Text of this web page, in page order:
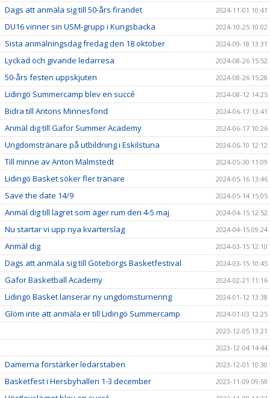
Dags att anmäla sig till 50-års firandet 2024-11-01 10:41
DU16 vinner sin USM-grupp i Kungsbacka 2024-10-25 10:02
Sista anmälningsdag fredag den 18 oktober 2024-09-18 13:31
Lyckad och givande ledarresa 2024-08-26 15:52
50-års festen uppskjuten 2024-08-26 15:28
Lidingö Summercamp blev en succé 2024-08-12 14:25
Bidra till Antons Minnesfond 2024-06-17 13:41
Anmäl dig till Gafor Summer Academy 2024-06-17 10:26
Ungdomstränare på utbildning i Eskilstuna 2024-06-10 12:12
Till minne av Anton Malmstedt 2024-05-30 11:09
Lidingö Basket söker fler tränare 2024-05-16 13:46
Save the date 14/9 2024-05-14 15:05
Anmäl dig till lägret som äger rum den 4-5 maj 2024-04-15 12:52
Nu startar vi upp nya kvarterslag 2024-04-15 09:24
Anmäl dig 2024-03-15 12:10
Dags att anmäla sig till Göteborgs Basketfestival 2024-03-15 10:45
Gafor Basketball Academy 2024-02-21 11:16
Lidingö Basket lanserar ny ungdomsturnering 2024-01-12 13:38
Glöm inte att anmäla er till Lidingö Summercamp
2024-01-03 12:25
2023-12-05 13:21
2023-12-04 14:44
Damerna förstärker ledarstaben 2023-12-01 10:30
Basketfest i Hersbyhallen 1-3 december 2023-11-09 09:59